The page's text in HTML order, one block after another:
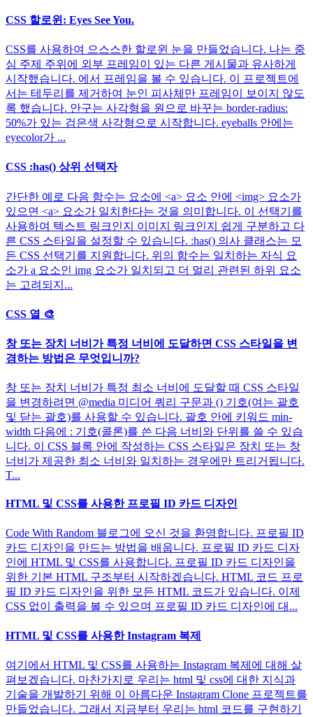
CSS 할로윈: Eyes See You.
CSS를 사용하여 으스스한 할로윈 눈을 만들었습니다. 나는 중
심 주제 주위에 외부 프레임이 있는 다른 게시물과 유사하게
시작했습니다. 에서 프레임을 볼 수 있습니다. 이 프로젝트에
서는 테두리를 제거하여 눈인 피사체만 프레임이 보이지 않도
록 했습니다. 안구는 사각형을 원으로 바꾸는 border-radius:
50%가 있는 검은색 사각형으로 시작합니다. eyeballs 안에는
eyecolor가 ...
CSS :has() 상위 선택자
간단한 예로 다음 함수는 요소에 <a> 요소 안에 <img> 요소가
있으면 <a> 요소가 일치한다는 것을 의미합니다. 이 선택기를
사용하여 텍스트 링크인지 이미지 링크인지 쉽게 구분하고 다
른 CSS 스타일을 설정할 수 있습니다. :has() 의사 클래스는 모
든 CSS 선택기를 지원합니다. 위의 함수는 일치하는 자식 요
소가 a 요소인 img 요소가 일치되고 더 멀리 관련된 하위 요소
는 고려되지...
CSS 열 🎨
창 또는 장치 너비가 특정 너비에 도달하면 CSS 스타일을 변
경하는 방법은 무엇입니까?
창 또는 장치 너비가 특정 최소 너비에 도달할 때 CSS 스타일
을 변경하려면 @media 미디어 쿼리 구문과 () 기호(여는 괄호
및 닫는 괄호)를 사용할 수 있습니다. 괄호 안에 키워드 min-
width 다음에 : 기호(콜론)를 쓴 다음 너비와 단위를 쓸 수 있습
니다. 이 CSS 블록 안에 작성하는 CSS 스타일은 장치 또는 창
너비가 제공한 최소 너비와 일치하는 경우에만 트리거됩니다.
T...
HTML 및 CSS를 사용한 프로필 ID 카드 디자인
Code With Random 블로그에 오신 것을 환영합니다. 프로필 ID
카드 디자인을 만드는 방법을 배웁니다. 프로필 ID 카드 디자
인에 HTML 및 CSS를 사용합니다. 프로필 ID 카드 디자인을
위한 기본 HTML 구조부터 시작하겠습니다. HTML 코드 프로
필 ID 카드 디자인을 위한 모든 HTML 코드가 있습니다. 이제
CSS 없이 출력을 볼 수 있으며 프로필 ID 카드 디자인에 대...
HTML 및 CSS를 사용한 Instagram 복제
여기에서 HTML 및 CSS를 사용하는 Instagram 복제에 대해 살
펴보겠습니다. 마찬가지로 우리는 html 및 css에 대한 지식과
기술을 개발하기 위해 이 아름다운 Instagram Clone 프로젝트를
만들었습니다. 그래서 지금부터 우리는 html 코드를 구현하기